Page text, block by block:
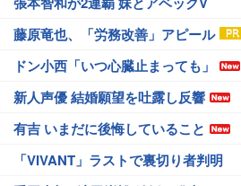
藤原竜也、「労務改善」アピール
ドン小西「いつ心臓止まっても」
新人声優 結婚願望を吐露し反響
有吉 いまだに後悔していること
「VIVANT」ラストで裏切り者判明